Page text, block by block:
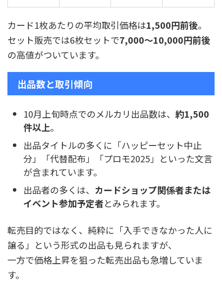
カード1枚あたりの平均取引価格は1,500円前後。
セット販売では6枚セットで7,000〜10,000円前後
の高値がついています。
出品数と取引傾向
10月上旬時点でのメルカリ出品数は、 約1,500
件以上。
出品タイトルの多くに「ハッピーセット中止
分」「代替配布」「プロモ2025」といった文言
が含まれています。
出品者の多くは、 カードショップ関係者または
イベント参加予定者とみられます。
転売目的ではなく、純粋に「入手できなかった人に
譲る」という形式の出品も見られますが、
一方で価格上昇を狙った転売出品も急増していま
す。